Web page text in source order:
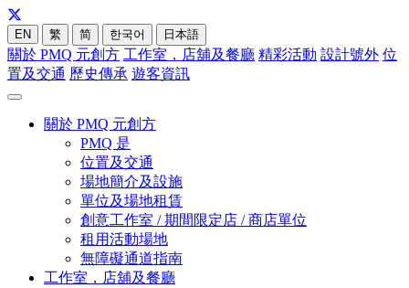
EN 繁 简 한국어 日本語
關於 PMQ 元創方 工作室，店舖及餐廳 精彩活動 設計號外 位
置及交通 歷史傳承 遊客資訊
關於 PMQ 元創方
PMQ 是
位置及交通
場地簡介及設施
單位及場地租賃
創意工作室 / 期間限定店 / 商店單位
租用活動場地
無障礙通道指南
工作室，店舖及餐廳